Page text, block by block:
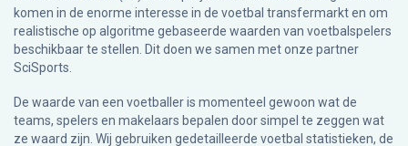
komen in de enorme interesse in de voetbal transfermarkt en om
realistische op algoritme gebaseerde waarden van voetbalspelers
beschikbaar te stellen. Dit doen we samen met onze partner
SciSports
De waarde van een voetballer is momenteel gewoon wat de
teams, spelers en makelaars bepalen door simpel te zeggen wat
ze waard zijn. Wij gebruiken gedetailleerde voetbal statistieken, de